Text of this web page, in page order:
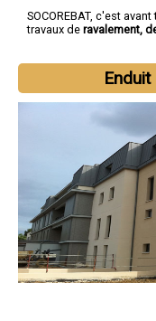
SOCOREBAT, c'est
travaux de ravalement,